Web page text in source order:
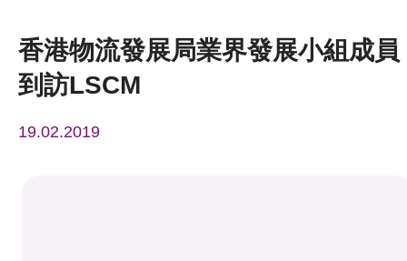
香港物流發展局業界發展小組成員
到訪LSCM
19.02.2019